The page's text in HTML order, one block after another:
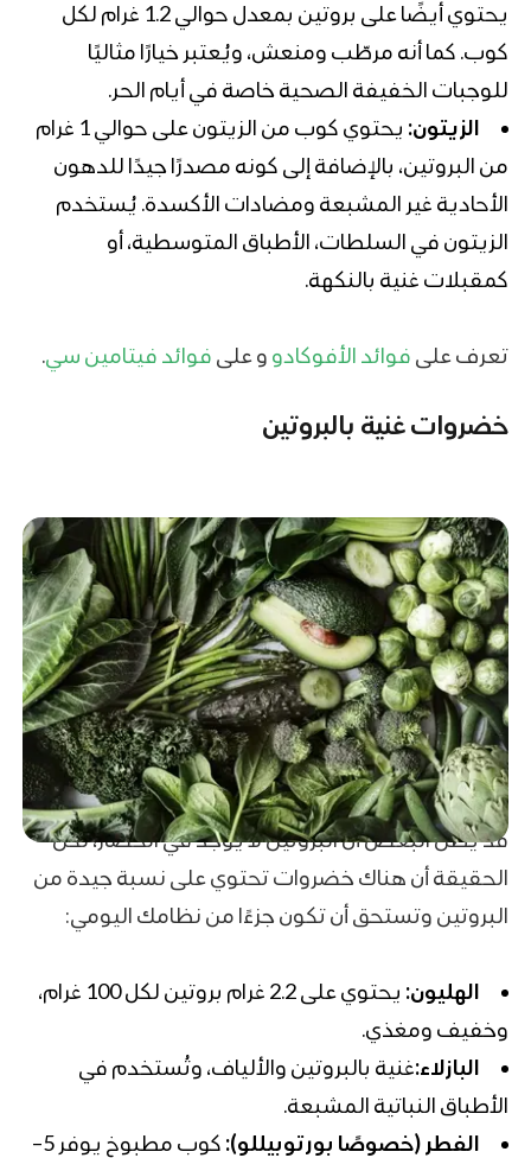
يحتوي أيضًا على بروتين بمعدل حوالي 1.2 غرام لكل
كوب. كما أنه مرطّب ومنعش، ويُعتبر خيارًا مثاليًا
للوجبات الخفيفة الصحية خاصة في أيام الحر.
الزيتون:
يحتوي كوب من الزيتون على حوالي 1 غرام
من البروتين، بالإضافة إلى كونه مصدرًا جيدًا للدهون
الأحادية غير المشبعة ومضادات الأكسدة. يُستخدم
الزيتون في السلطات، الأطباق المتوسطية، أو
كمقبلات غنية بالنكهة.
تعرف على فوائد الأفوكادو و على فوائد فيتامين سي.
خضروات غنية بالبروتين
قد يظن البعض أن البروتين لا يوجد في الخضار، لكن
الحقيقة أن هناك خضروات تحتوي على نسبة جيدة من
البروتين وتستحق أن تكون جزءًا من نظامك اليومي:
الهليون:
يحتوي على 2.2 غرام بروتين لكل 100 غرام،
وخفيف ومغذي.
البازلاء:غنية بالبروتين والألياف، وتُستخدم في
الأطباق النباتية المشبعة.
الفطر (خصوصًا بورتوبيللو):
كوب مطبوخ يوفر 5–